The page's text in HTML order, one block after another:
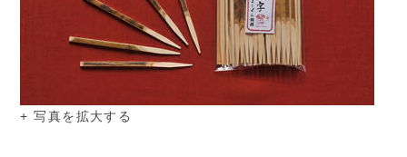
+ 写真を拡大する